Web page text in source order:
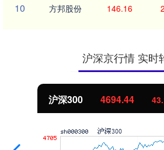
10 方邦股份 146.16
沪深京行情 实时
4694.44 43.13 0.93%